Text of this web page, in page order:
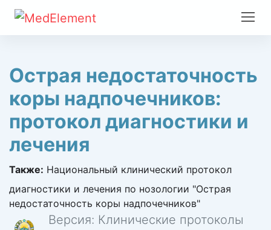
Острая недостаточность
коры надпочечников:
протокол диагностики и
лечения
Также: Национальный клинический протокол
диагностики и лечения по нозологии "Острая
недостаточность коры надпочечников"
Версия: Клинические протоколы